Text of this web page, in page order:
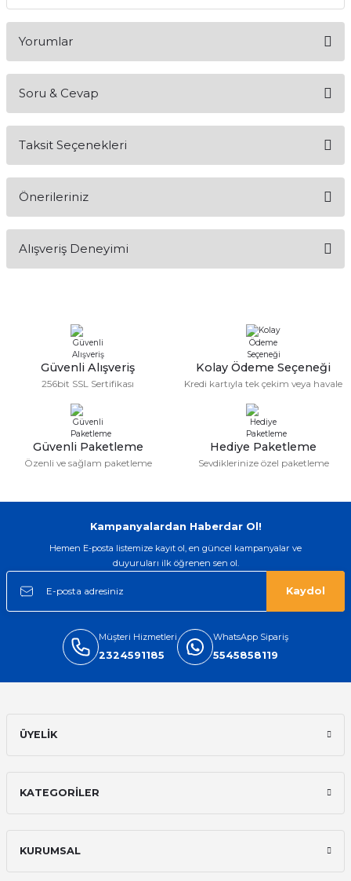
Yorumlar
Soru & Cevap
Taksit Seçenekleri
Önerileriniz
konularda yetersiz gördüğünüz noktaları öneri formunu
kullanarak tarafımıza iletebilirsiniz.
Ürün resmi kalitesiz, bozuk veya görüntülenemiyor.
Ürün açıklamasında eksik bilgiler bulunuyor.
Ürün bilgilerinde hatalar bulunuyor.
Ürün fiyatı diğer sitelerden daha pahalı.
Bu ürüne benzer farklı alternatifler olmalı.
Alışveriş Deneyimi
Deneyimini Paylaş
Güvenli Alışveriş
256bit SSL Sertifikası
Kolay Ödeme Seçeneği
Kredi kartıyla tek çekim veya havale
Güvenli Paketleme
Özenli ve sağlam paketleme
Hediye Paketleme
Sevdiklerinize özel paketleme
Kampanyalardan Haberdar Ol!
Hemen E-posta listemize kayıt ol, en güncel kampanyalar ve
duyuruları ilk öğrenen sen ol.
Kaydol
Müşteri Hizmetleri
2324591185
WhatsApp Sipariş
5545858119
ÜYELİK
KATEGORİLER
KURUMSAL